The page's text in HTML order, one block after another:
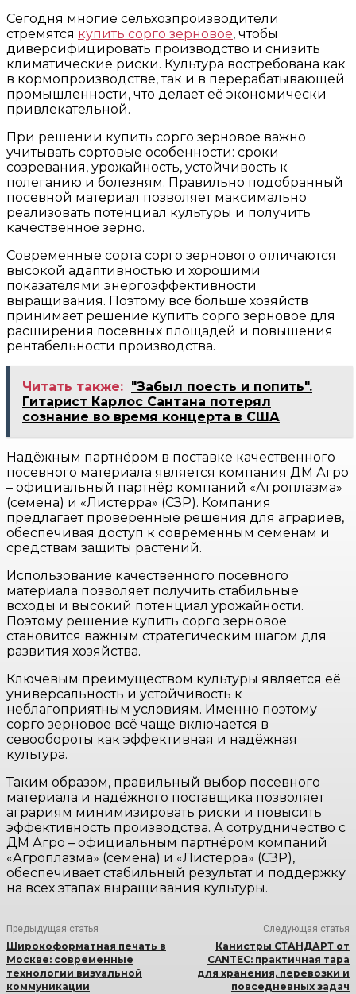
Сегодня многие сельхозпроизводители
стремятся купить сорго зерновое, чтобы
диверсифицировать производство и снизить
климатические риски. Культура востребована как
в кормопроизводстве, так и в перерабатывающей
промышленности, что делает её экономически
привлекательной.
При решении купить сорго зерновое важно
учитывать сортовые особенности: сроки
созревания, урожайность, устойчивость к
полеганию и болезням. Правильно подобранный
посевной материал позволяет максимально
реализовать потенциал культуры и получить
качественное зерно.
Современные сорта сорго зернового отличаются
высокой адаптивностью и хорошими
показателями энергоэффективности
выращивания. Поэтому всё больше хозяйств
принимает решение купить сорго зерновое для
расширения посевных площадей и повышения
рентабельности производства.
Читать также: "Забыл поесть и попить".
Гитарист Карлос Сантана потерял
сознание во время концерта в США
Надёжным партнёром в поставке качественного
посевного материала является компания ДМ Агро
– официальный партнёр компаний «Агроплазма»
(семена) и «Листерра» (СЗР). Компания
предлагает проверенные решения для аграриев,
обеспечивая доступ к современным семенам и
средствам защиты растений.
Использование качественного посевного
материала позволяет получить стабильные
всходы и высокий потенциал урожайности.
Поэтому решение купить сорго зерновое
становится важным стратегическим шагом для
развития хозяйства.
Ключевым преимуществом культуры является её
универсальность и устойчивость к
неблагоприятным условиям. Именно поэтому
сорго зерновое всё чаще включается в
севообороты как эффективная и надёжная
культура.
Таким образом, правильный выбор посевного
материала и надёжного поставщика позволяет
аграриям минимизировать риски и повысить
эффективность производства. А сотрудничество с
ДМ Агро – официальным партнёром компаний
«Агроплазма» (семена) и «Листерра» (СЗР),
обеспечивает стабильный результат и поддержку
на всех этапах выращивания культуры.
Предыдущая статья
Широкоформатная печать в
Москве: современные
технологии визуальной
коммуникации
Следующая статья
Канистры СТАНДАРТ от
CANTEC: практичная тара
для хранения, перевозки и
повседневных задач